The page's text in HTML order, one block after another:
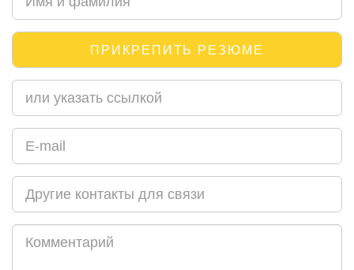
ПРИКРЕПИТЬ РЕЗЮМЕ